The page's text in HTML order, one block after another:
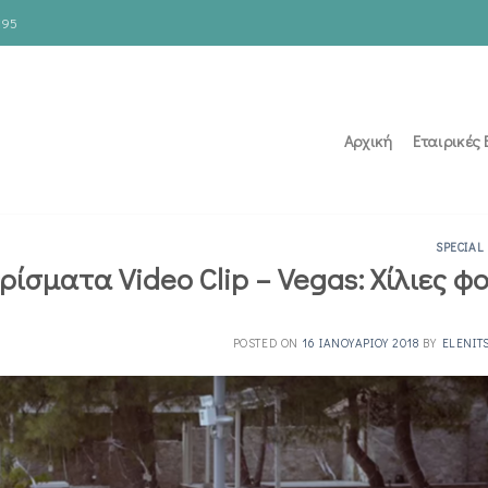
Αρχική
Video Clip – Vegas: Χίλιες
POSTED ON 16 ΙΑΝΟΥΑΡΊΟΥ 2018 BY